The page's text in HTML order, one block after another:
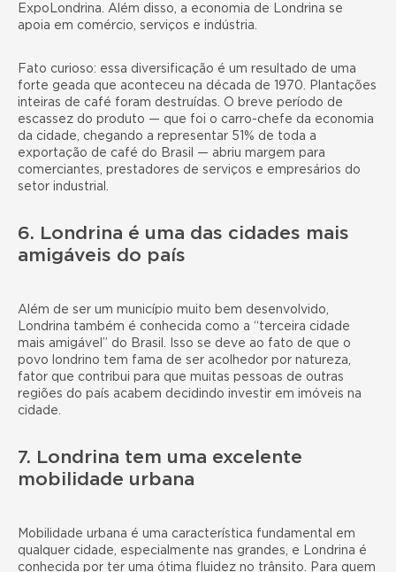
ExpoLondrina. Além disso, a economia de Londrina se
apoia em comércio, serviços e indústria.
Fato curioso: essa diversificação é um resultado de uma
forte geada que aconteceu na década de 1970. Plantações
inteiras de café foram destruídas. O breve período de
escassez do produto — que foi o carro-chefe da economia
da cidade, chegando a representar 51% de toda a
exportação de café do Brasil — abriu margem para
comerciantes, prestadores de serviços e empresários do
setor industrial.
6. Londrina é uma das cidades mais
amigáveis do país
Além de ser um município muito bem desenvolvido,
Londrina também é conhecida como a “terceira cidade
mais amigável” do Brasil. Isso se deve ao fato de que o
povo londrino tem fama de ser acolhedor por natureza,
fator que contribui para que muitas pessoas de outras
regiões do país acabem decidindo investir em imóveis na
cidade.
7. Londrina tem uma excelente
mobilidade urbana
Mobilidade urbana é uma característica fundamental em
qualquer cidade, especialmente nas grandes, e Londrina é
conhecida por ter uma ótima fluidez no trânsito. Para quem